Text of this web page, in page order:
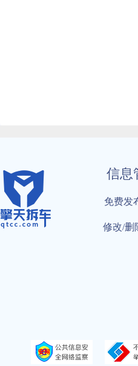
信息
免费发
修改/删